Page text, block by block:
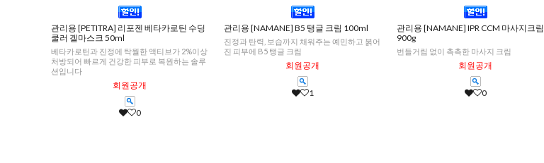
관리용 [PETITRA] 리포젠 베타카로틴 수딩
쿨러 겔마스크 50ml
베타카로틴과 진정에 탁월한 액티브가 2%이상
처방되어 빠르게 건강한 피부로 복원하는 솔루
션입니다
회원공개
0
관리용 [NAMANE] B5 탱글 크림 100ml
진정과 탄력, 보습까지 채워주는 예민하고 붉어
진 피부에 B5 탱글 크림
회원공개
1
관리용 [NAMANE] IPR CCM 마사지크림
900g
번들거림 없이 촉촉한 마사지 크림
회원공개
0